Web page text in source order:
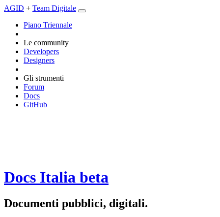
AGID + Team Digitale
Piano Triennale
Le community
Developers
Designers
Gli strumenti
Forum
Docs
GitHub
Docs Italia beta
Documenti pubblici, digitali.